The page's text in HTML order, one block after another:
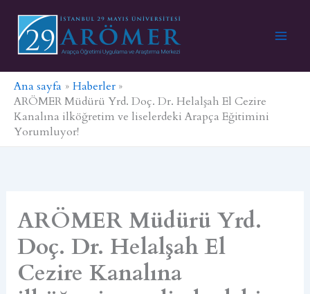
Ana sayfa
Haberler
ARÖMER Müdürü Yrd. Doç. Dr. Helalşah El Cezire
Kanalına ilköğretim ve liselerdeki Arapça Eğitimini
Yorumluyor!
ARÖMER Müdürü Yrd.
Doç. Dr. Helalşah El
Cezire Kanalına